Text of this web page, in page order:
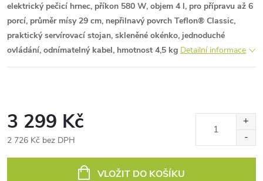
elektrický pečicí hrnec, příkon 580 W, objem 4 l, pro přípravu až 6
porcí, průměr mísy 29 cm, nepřilnavý povrch Teflon® Classic,
praktický servírovací stojan, skleněné okénko, jednoduché
ovládání, odnímatelný kabel, hmotnost 4,5 kg Detailní informace
3 299 Kč
2 726 Kč bez DPH
VLOŽIT DO KOŠÍKU